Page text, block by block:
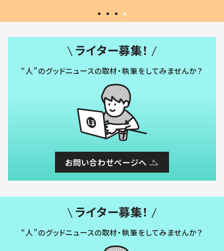
ライター募集！
“人”のグッドニュースの取材・執筆をしてみませんか？
お問い合わせページへ
ライター募集！
“人”のグッドニュースの取材・執筆をしてみませんか？